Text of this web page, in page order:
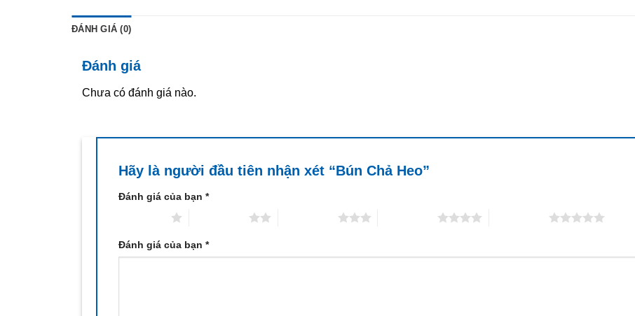
ĐÁNH GIÁ (0)
Đánh giá
Chưa có đánh giá nào.
Hãy là người đầu tiên nhận xét “Bún Chả Heo”
Đánh giá của bạn *
Đánh giá của bạn *